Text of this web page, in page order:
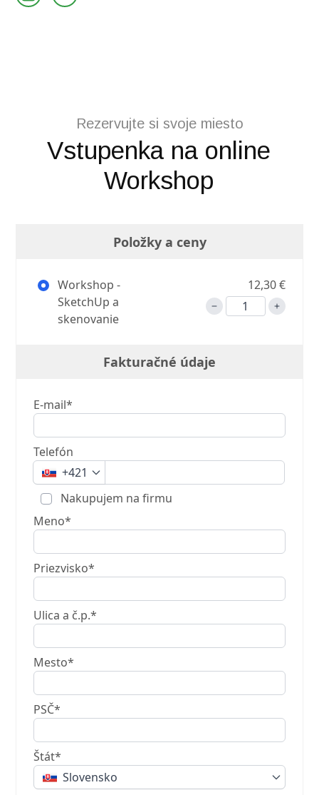
Rezervujte si svoje miesto
Vstupenka na online
Workshop
Položky a ceny
Workshop -
SketchUp a
skenovanie
12,30 €
Fakturačné údaje
E-mail*
Telefón
+421
Nakupujem na firmu
Meno*
Priezvisko*
Ulica a č.p.*
Mesto*
PSČ*
Štát*
Slovensko